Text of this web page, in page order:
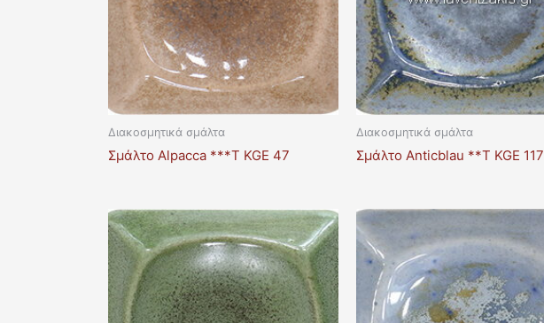
Διακοσμητικά σμάλτα
Σμάλτο Alpacca ***T KGE 47
Διακοσμητικά σμάλτα
Σμάλτο Anticblau **T KGE 117